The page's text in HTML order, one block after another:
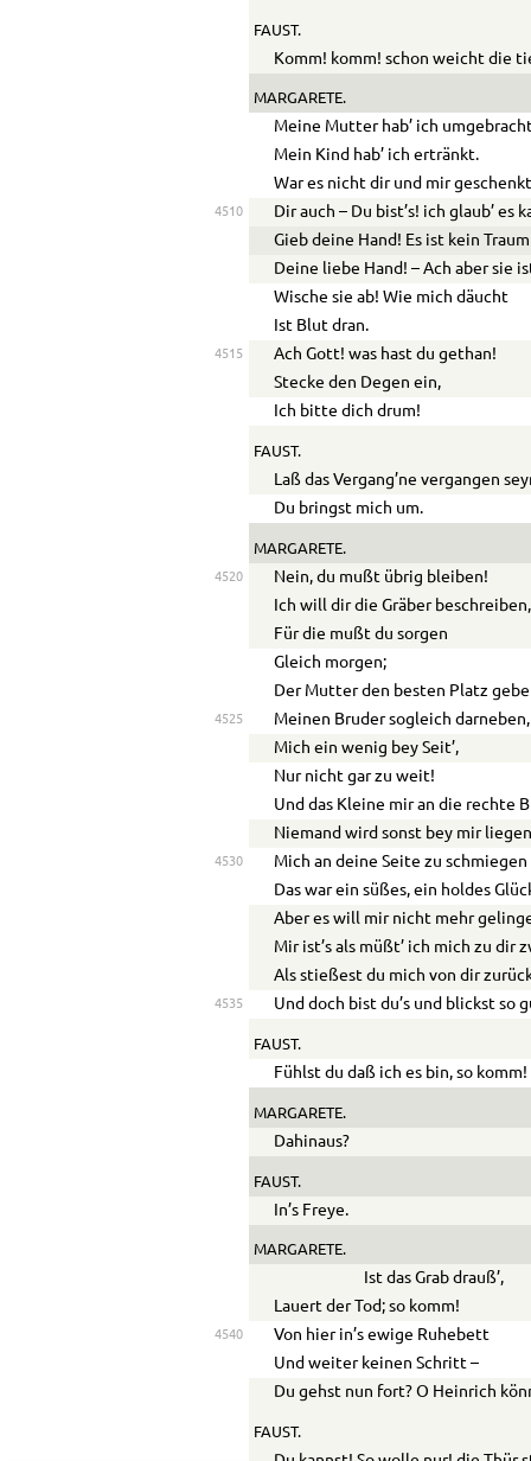
FAUST.
Komm! komm! schon weicht die
MARGARETE.
Meine Mutter hab’ ich
Mein Kind hab’ ich ertränkt.
War es nicht dir und mir
4510
Dir auch – Du bist’s! ich glaub’ es
Gieb deine Hand! Es ist kein
Deine liebe Hand! – Ach aber sie
Wische sie ab! Wie mich däucht
Ist Blut dran.
4515
Ach Gott! was hast du gethan!
Stecke den Degen ein,
Ich bitte dich drum!
FAUST.
Laß das Vergang’ne vergangen
Du bringst mich um.
MARGARETE.
4520
Nein, du mußt übrig bleiben!
Ich will dir die Gräber beschreiben,
Für die mußt du sorgen
Gleich morgen;
Der Mutter den besten Platz
4525
Meinen Bruder sogleich darneben,
Mich ein wenig bey Seit’,
Nur nicht gar zu weit!
Und das Kleine mir an die rechte
Niemand wird sonst bey mir
4530
Mich an deine Seite zu schmiegen
Das war ein süßes, ein holdes
Aber es will mir nicht mehr
Mir ist’s als müßt’ ich mich zu dir
Als stießest du mich von dir
4535 Und doch bist du’s und blickst so
FAUST.
Fühlst du daß ich es bin, so komm!
MARGARETE.
Dahinaus?
FAUST.
In’s Freye.
MARGARETE.
Ist das Grab drauß’,
Lauert der Tod; so komm!
4540
Von hier in’s ewige Ruhebett
Und weiter keinen Schritt –
Du gehst nun fort? O Heinrich
FAUST.